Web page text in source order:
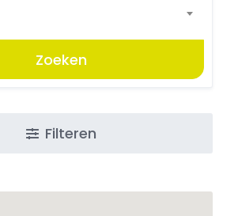
Zoeken
Filteren